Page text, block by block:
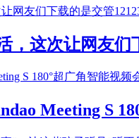
，这次让网友们
Meeting S